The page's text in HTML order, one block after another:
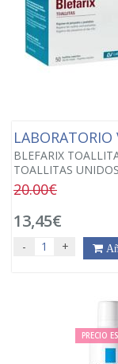
LABORATORIO
BLEFARIX
TOALLITAS
20.00€
13,45€
- +
PRECIO